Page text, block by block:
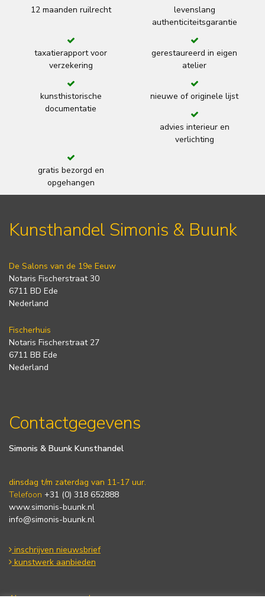
12 maanden ruilrecht
levenslang
authenticiteitsgarantie
taxatierapport voor
verzekering
gerestaureerd in eigen
atelier
kunsthistorische
documentatie
nieuwe of originele lijst
advies interieur en
verlichting
gratis bezorgd en
opgehangen
Kunsthandel Simonis & Buunk
De Salons van de 19e Eeuw
Notaris Fischerstraat 30
6711 BD Ede
Nederland
Fischerhuis
Notaris Fischerstraat 27
6711 BB Ede
Nederland
Contactgegevens
Simonis & Buunk Kunsthandel
dinsdag t/m zaterdag van 11-17 uur.
Telefoon +31 (0) 318 652888
www.simonis-buunk.nl
info@simonis-buunk.nl
inschrijven nieuwsbrief
kunstwerk aanbieden